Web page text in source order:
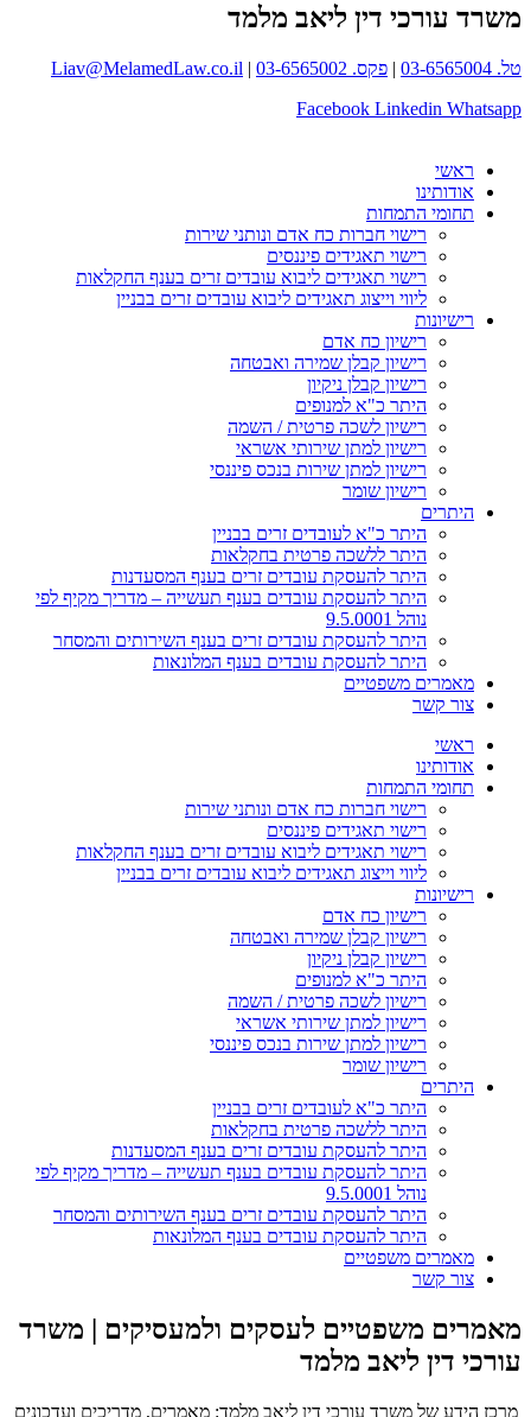
משרד עורכי דין ליאב מלמד
טל. 03-6565004 | פקס. 03-6565002 |
Liav@MelamedLaw.co.il
Facebook Linkedin Whatsapp
ראשי
אודותינו
תחומי התמחות
רישוי חברות כח אדם ונותני שירות
רישוי תאגידים פיננסים
רישוי תאגידים ליבוא עובדים זרים בענף החקלאות
ליווי וייצוג תאגידים ליבוא עובדים זרים בבניין
רישיונות
רישיון כח אדם
רישיון קבלן שמירה ואבטחה
רישיון קבלן ניקיון
היתר כ"א למנופים
רישיון לשכה פרטית / השמה
רישיון למתן שירותי אשראי
רישיון למתן שירות בנכס פיננסי
רישיון שומר
היתרים
היתר כ"א לעובדים זרים בבניין
היתר ללשכה פרטית בחקלאות
היתר להעסקת עובדים זרים בענף המסעדנות
היתר להעסקת עובדים בענף תעשייה – מדריך מקיף לפי
נוהל 9.5.0001
היתר להעסקת עובדים זרים בענף השירותים והמסחר
היתר להעסקת עובדים בענף המלונאות
מאמרים משפטיים
צור קשר
ראשי
אודותינו
תחומי התמחות
רישוי חברות כח אדם ונותני שירות
רישוי תאגידים פיננסים
רישוי תאגידים ליבוא עובדים זרים בענף החקלאות
ליווי וייצוג תאגידים ליבוא עובדים זרים בבניין
רישיונות
רישיון כח אדם
רישיון קבלן שמירה ואבטחה
רישיון קבלן ניקיון
היתר כ"א למנופים
רישיון לשכה פרטית / השמה
רישיון למתן שירותי אשראי
רישיון למתן שירות בנכס פיננסי
רישיון שומר
היתרים
היתר כ"א לעובדים זרים בבניין
היתר ללשכה פרטית בחקלאות
היתר להעסקת עובדים זרים בענף המסעדנות
היתר להעסקת עובדים בענף תעשייה – מדריך מקיף לפי
נוהל 9.5.0001
היתר להעסקת עובדים זרים בענף השירותים והמסחר
היתר להעסקת עובדים בענף המלונאות
מאמרים משפטיים
צור קשר
מאמרים משפטיים לעסקים ולמעסיקים | משרד
עורכי דין ליאב מלמד
מרכז הידע של משרד עורכי דין ליאב מלמד: מאמרים, מדריכים ועדכונים